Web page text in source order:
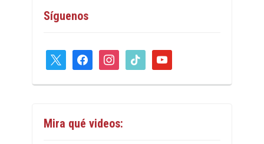
Síguenos
facebookinstagram
tiktok youtube
Mira qué videos: